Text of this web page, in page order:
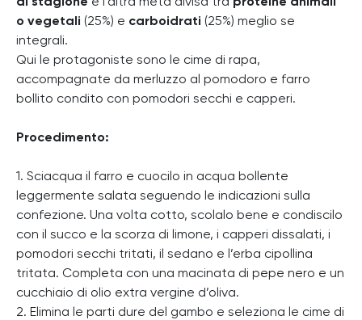
o vegetali (25%) e carboidrati (25%) meglio se
integrali.
Qui le protagoniste sono le cime di rapa,
accompagnate da merluzzo al pomodoro e farro
bollito condito con pomodori secchi e capperi.
Procedimento:
1. Sciacqua il farro e cuocilo in acqua bollente
leggermente salata seguendo le indicazioni sulla
confezione. Una volta cotto, scolalo bene e condiscilo
con il succo e la scorza di limone, i capperi dissalati, i
pomodori secchi tritati, il sedano e l’erba cipollina
tritata. Completa con una macinata di pepe nero e un
cucchiaio di olio extra vergine d’oliva.
2. Elimina le parti dure del gambo e seleziona le cime di